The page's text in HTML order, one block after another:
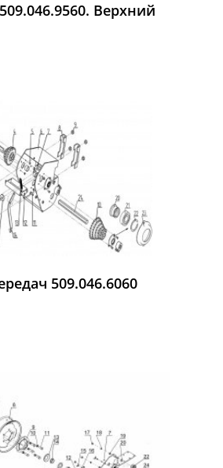
Верхний
509.046.6060